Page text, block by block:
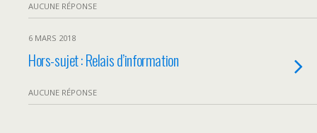
AUCUNE RÉPONSE
6 MARS 2018
Hors-sujet : Relais d’information
AUCUNE RÉPONSE